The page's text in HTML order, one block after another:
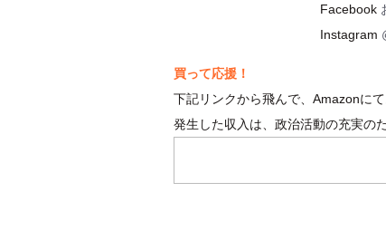
Facebook
Instagram
買って応援！
下記リンクから飛んで、Amazonに
発生した収入は、政治活動の充実の